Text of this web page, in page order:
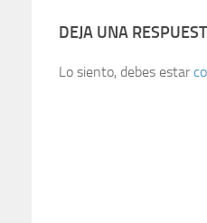
DEJA UNA
Lo siento, debes estar